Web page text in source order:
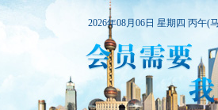
2026年08月06日 星期四 丙午(